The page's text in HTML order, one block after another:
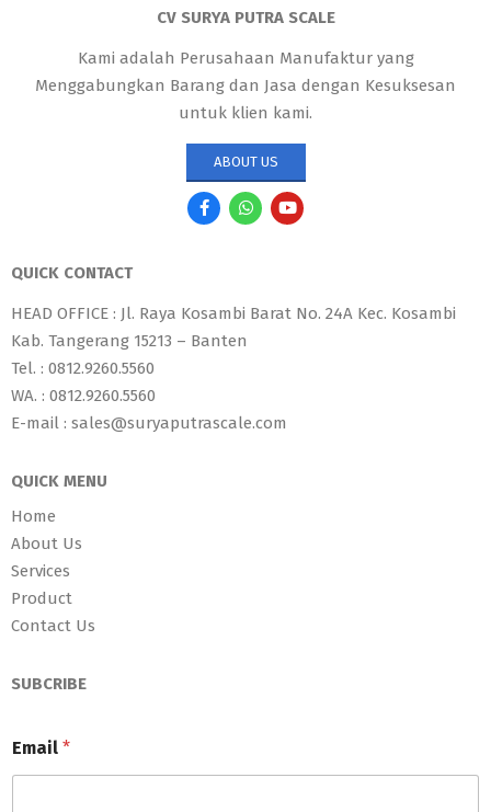
CV SURYA PUTRA SCALE
Kami adalah Perusahaan Manufaktur yang
Menggabungkan Barang dan Jasa dengan Kesuksesan
untuk klien kami.
ABOUT US
QUICK CONTACT
HEAD OFFICE : Jl. Raya Kosambi Barat No. 24A Kec. Kosambi
Kab. Tangerang 15213 – Banten
Tel. : 0812.9260.5560
WA. : 0812.9260.5560
E-mail : sales@suryaputrascale.com
QUICK MENU
Home
About Us
Services
Product
Contact Us
SUBCRIBE
Email *